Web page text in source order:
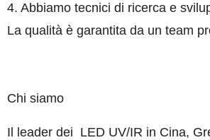
4. Abbiamo tecnici di ricerca e
La qualità è garantita da un team
Chi
Il leader dei LED UV/IR in Cina,